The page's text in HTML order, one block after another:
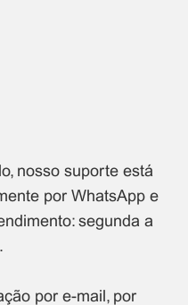
nosso suporte está
por WhatsApp e
segunda a
por e-mail, por